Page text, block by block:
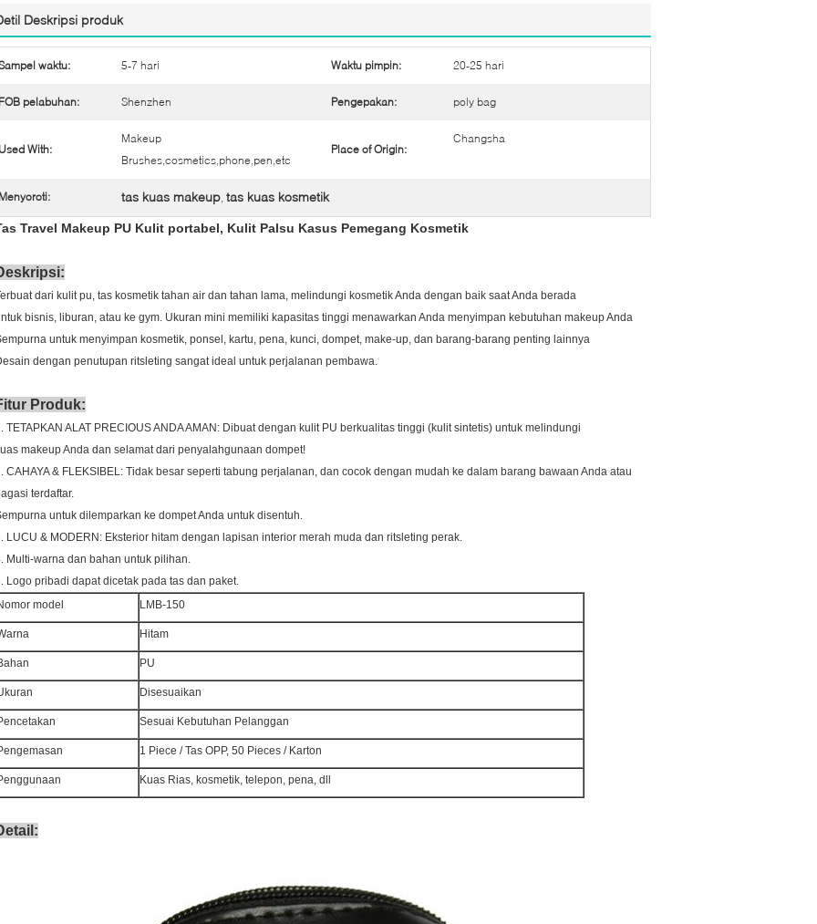
Deskripsi produk
waktu: 5-7 hari Waktu pimpin: 20-25 hari
pelabuhan: Shenzhen Pengepakan: poly bag
With:
Makeup
Brushes,cosmetics,phone,pen,etc
Place of Origin:
Changsha
tas kuas makeup, tas kuas kosmetik
Travel Makeup PU Kulit portabel, Kulit Palsu Kasus Pemegang Kosmetik
dari kulit pu, tas kosmetik tahan air dan tahan lama, melindungi kosmetik Anda dengan baik saat Anda berada
bisnis, liburan, atau ke gym. Ukuran mini memiliki kapasitas tinggi menawarkan Anda menyimpan kebutuhan makeup Anda
untuk menyimpan kosmetik, ponsel, kartu, pena, kunci, dompet, make-up, dan barang-barang penting lainnya
dengan penutupan ritsleting sangat ideal untuk perjalanan pembawa.
Produk:
TETAPKAN ALAT PRECIOUS ANDA AMAN: Dibuat dengan kulit PU berkualitas tinggi (kulit sintetis) untuk melindungi
makeup Anda dan selamat dari penyalahgunaan dompet!
CAHAYA & FLEKSIBEL: Tidak besar seperti tabung perjalanan, dan cocok dengan mudah ke dalam barang bawaan Anda atau
terdaftar.
untuk dilemparkan ke dompet Anda untuk disentuh.
LUCU & MODERN: Eksterior hitam dengan lapisan interior merah muda dan ritsleting perak.
Multi-warna dan bahan untuk pilihan.
Logo pribadi dapat dicetak pada tas dan paket.
model
LMB-150
Hitam
PU
Disesuaikan
Sesuai Kebutuhan Pelanggan
1 Piece / Tas OPP, 50 Pieces / Karton
Kuas Rias, kosmetik, telepon, pena, dll